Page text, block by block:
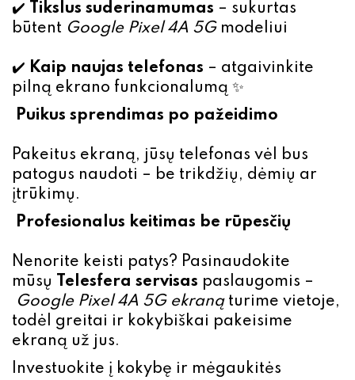
✔️ Tikslus suderinamumas – sukurtas
būtent Google Pixel 4A 5Gmodeliui
✔️ Kaip naujas telefonas – atgaivinkite
pilną ekrano funkcionalumą ✨
Puikus sprendimas po pažeidimo
Pakeitus ekraną, jūsų telefonas vėl bus
patogus naudoti – be trikdžių, dėmių ar
įtrūkimų.
Profesionalus keitimas be rūpesčių
Nenorite keisti patys? Pasinaudokite
mūsų Telesfera servisas paslaugomis –
Google Pixel 4A 5G ekraną turime vietoje,
todėl greitai ir kokybiškai pakeisime
ekraną už jus.
Investuokite į kokybę ir mėgaukitės